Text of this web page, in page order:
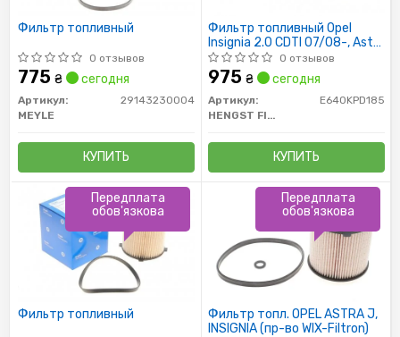
Фильтр топливный
0 отзывов
775 ₴ сегодня
Артикул:
29143230004
MEYLE
КУПИТЬ
Фильтр топливный Opel
Insignia 2.0 CDTI 07/08-, Astra
-J 1.3-2.0 CDTI 12/09- SAAB
9-3 1.9TiD, 9-5 2.0TiD 01/10-
0 отзывов
975 ₴ сегодня
Артикул:
E640KPD185
HENGST FILTER
КУПИТЬ
Фильтр топливный
Передплата
обов'язкова
Фильтр топл. OPEL ASTRA J,
INSIGNIA (пр-во WIX-Filtron)
Передплата
обов'язкова